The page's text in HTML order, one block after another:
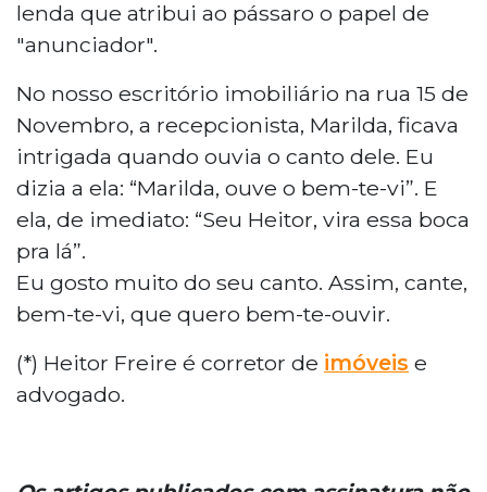
lenda que atribui ao pássaro o papel de
"anunciador".
No nosso escritório imobiliário na rua 15 de
Novembro, a recepcionista, Marilda, ficava
intrigada quando ouvia o canto dele. Eu
dizia a ela: “Marilda, ouve o bem-te-vi”. E
ela, de imediato: “Seu Heitor, vira essa boca
pra lá”.
Eu gosto muito do seu canto. Assim, cante,
bem-te-vi, que quero bem-te-ouvir.
(*) Heitor Freire é corretor de imóveis e
advogado.